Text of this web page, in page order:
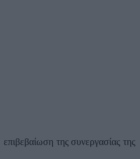
της συνεργασίας της